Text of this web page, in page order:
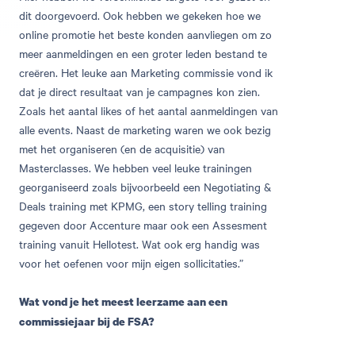
dit doorgevoerd. Ook hebben we gekeken hoe we
online promotie het beste konden aanvliegen om zo
meer aanmeldingen en een groter leden bestand te
creëren. Het leuke aan Marketing commissie vond ik
dat je direct resultaat van je campagnes kon zien.
Zoals het aantal likes of het aantal aanmeldingen van
alle events. Naast de marketing waren we ook bezig
met het organiseren (en de acquisitie) van
Masterclasses. We hebben veel leuke trainingen
georganiseerd zoals bijvoorbeeld een Negotiating &
Deals training met KPMG, een story telling training
gegeven door Accenture maar ook een Assesment
training vanuit Hellotest. Wat ook erg handig was
voor het oefenen voor mijn eigen sollicitaties.”
Wat vond je het meest leerzame aan een
commissiejaar bij de FSA?